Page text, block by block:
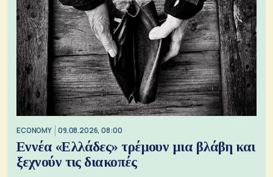
ECONOMY 09.08.2026, 08:00
Εννέα «Ελλάδες» τρέμουν μια βλάβη και
ξεχνούν τις διακοπές